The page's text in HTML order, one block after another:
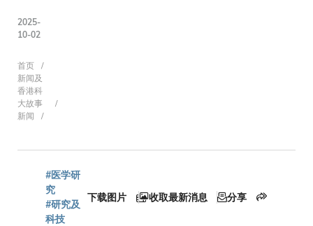
2025-
10-02
面
包
屑
首页
新闻及
香港科
大故事
新闻
#医学研
究
#研究及
科技
下载图片 收取最新消息 分享